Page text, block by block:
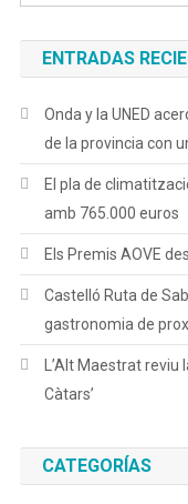
ENTRADAS
Onda y la UNED
de la provincia con
El pla de
amb 765.000 euros
Els Premis AOVE
Castelló Ruta de
gastronomia de
L’Alt Maestrat
Càtars’
CATEGORÍAS